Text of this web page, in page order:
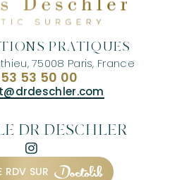
PRATIQUES
75008 Paris, France
53 53 50 00
DR DESCHLER
RDV SUR